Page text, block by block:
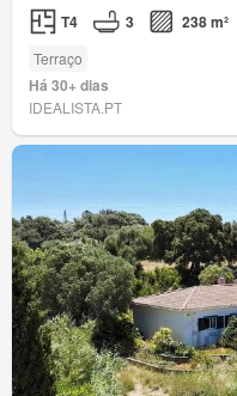
T4 3 238 m²
Terraço
Há 30+ dias
IDEALISTA.PT